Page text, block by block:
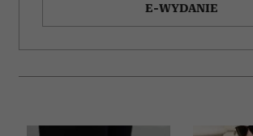
E-WYDANIE